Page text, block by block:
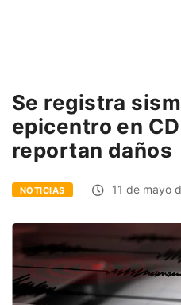
Se registra
epicentro en
reportan daños
NOTICIAS 11 de mayo